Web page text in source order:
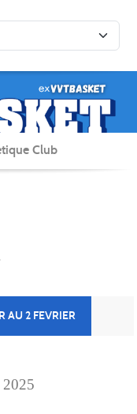
Club
AU 2 FEVRIER
2025